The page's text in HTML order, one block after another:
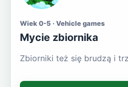
Wiek 0-5 · Vehicle games
Mycie zbiornika
Zbiorniki też się brudzą i